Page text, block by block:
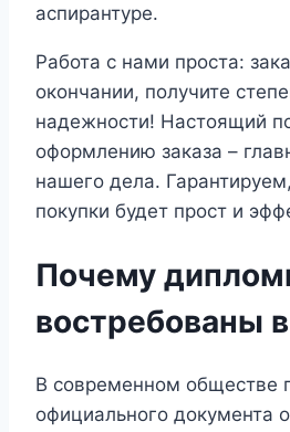
аспирантуре.
Работа с нами проста:
окончании, получите
надежности! Настоящий
оформлению заказа –
нашего дела.
покупки будет прост и
Почему
востребованы
В современном обществе
официального документа